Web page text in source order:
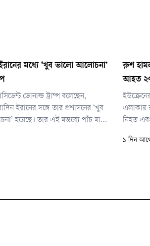
ইরানের মধ্যে ‘খুব ভালো আলোচনা’
ডোনাল্ড ট্রাম্প বলেছেন,
ইরানের সঙ্গে তার প্রশাসনের ‘খুব
হয়েছে। তার এই মন্তব্যে পাঁচ মাস
নতুন করে জোরালো হয়েছে।
রুশ
আহত
এলাকায়
নিহত
বলে
১ দিন